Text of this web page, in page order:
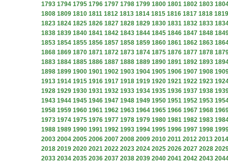
1793 1794 1795 1796 1797 1798 1799 1800 1801 1802 1803
1808 1809 1810 1811 1812 1813 1814 1815 1816 1817 1818 1819
1823 1824 1825 1826 1827 1828 1829 1830 1831 1832 1833
1838 1839 1840 1841 1842 1843 1844 1845 1846 1847 1848
1853 1854 1855 1856 1857 1858 1859 1860 1861 1862 1863
1868 1869 1870 1871 1872 1873 1874 1875 1876 1877 1878
1883 1884 1885 1886 1887 1888 1889 1890 1891 1892 1893
1898 1899 1900 1901 1902 1903 1904 1905 1906 1907 1908
1913 1914 1915 1916 1917 1918 1919 1920 1921 1922 1923
1928 1929 1930 1931 1932 1933 1934 1935 1936 1937 1938
1943 1944 1945 1946 1947 1948 1949 1950 1951 1952 1953
1958 1959 1960 1961 1962 1963 1964 1965 1966 1967 1968
1973 1974 1975 1976 1977 1978 1979 1980 1981 1982 1983
1988 1989 1990 1991 1992 1993 1994 1995 1996 1997 1998
2003 2004 2005 2006 2007 2008 2009 2010 2011 2012 2013 2014
2018 2019 2020 2021 2022 2023 2024 2025 2026 2027 2028
2033 2034 2035 2036 2037 2038 2039 2040 2041 2042 2043